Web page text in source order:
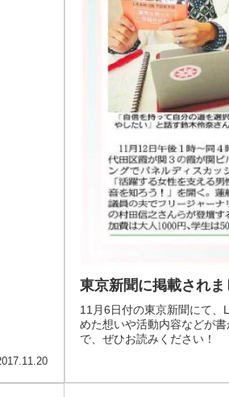
東京新聞に掲載されま
11月6日付の東京新聞にて、
めた想いや活動内容などが
で、ぜひお読みください！